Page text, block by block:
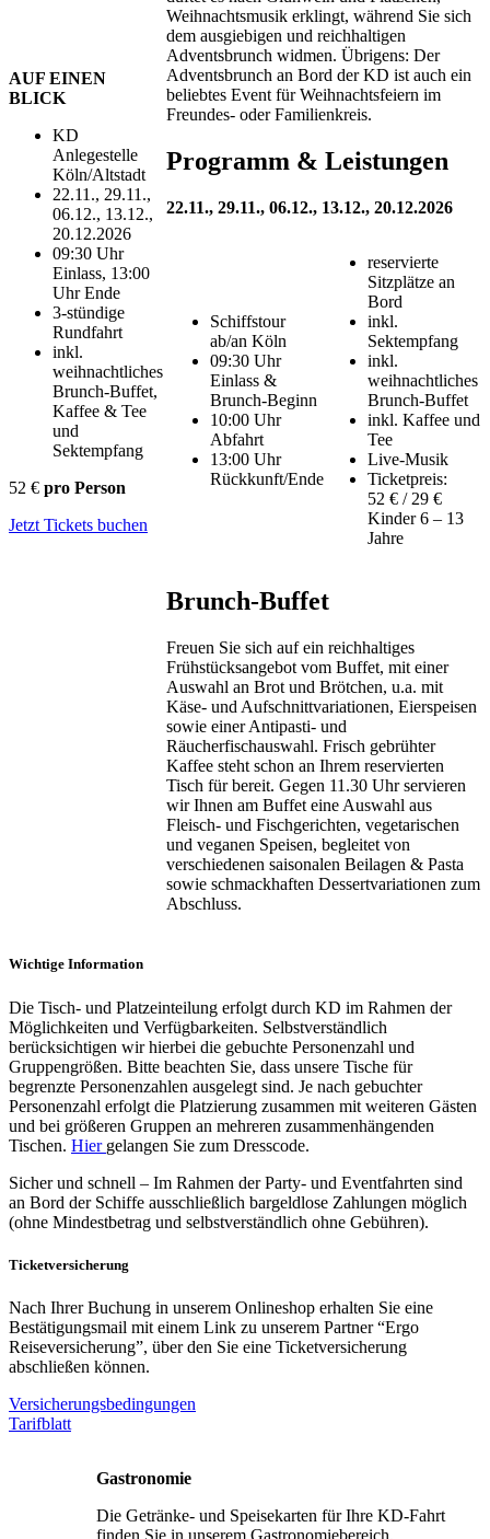
Weihnachtsmusik erklingt, während Sie sich
dem ausgiebigen und reichhaltigen
Adventsbrunch widmen. Übrigens: Der
Adventsbrunch an Bord der KD ist auch ein
beliebtes Event für Weihnachtsfeiern im
Freundes- oder Familienkreis.
Programm & Leistungen
22.11., 29.11., 06.12., 13.12., 20.12.2026
Schiffstour
ab/an Köln
09:30 Uhr
Einlass &
Brunch-Beginn
10:00 Uhr
Abfahrt
13:00 Uhr
Rückkunft/Ende
reservierte
Sitzplätze an
Bord
inkl.
Sektempfang
inkl.
weihnachtliches
Brunch-Buffet
inkl. Kaffee und
Tee
Live-Musik
Ticketpreis:
52 € / 29 €
Kinder 6 – 13
Jahre
Brunch-Buffet
Freuen Sie sich auf ein reichhaltiges
Frühstücksangebot vom Buffet, mit einer
Auswahl an Brot und Brötchen, u.a. mit
Käse- und Aufschnittvariationen, Eierspeisen
sowie einer Antipasti- und
Räucherfischauswahl. Frisch gebrühter
Kaffee steht schon an Ihrem reservierten
Tisch für bereit. Gegen 11.30 Uhr servieren
wir Ihnen am Buffet eine Auswahl aus
Fleisch- und Fischgerichten, vegetarischen
und veganen Speisen, begleitet von
verschiedenen saisonalen Beilagen & Pasta
sowie schmackhaften Dessertvariationen zum
Abschluss.
AUF EINEN
BLICK
KD
Anlegestelle
Köln/Altstadt
22.11., 29.11.,
06.12., 13.12.,
20.12.2026
09:30 Uhr
Einlass, 13:00
Uhr Ende
3-stündige
Rundfahrt
inkl.
weihnachtliches
Brunch-Buffet,
Kaffee & Tee
und
Sektempfang
52 € pro Person
Jetzt Tickets buchen
Wichtige Information
Die Tisch- und Platzeinteilung erfolgt durch KD im Rahmen der
Möglichkeiten und Verfügbarkeiten. Selbstverständlich
berücksichtigen wir hierbei die gebuchte Personenzahl und
Gruppengrößen. Bitte beachten Sie, dass unsere Tische für
begrenzte Personenzahlen ausgelegt sind. Je nach gebuchter
Personenzahl erfolgt die Platzierung zusammen mit weiteren Gästen
und bei größeren Gruppen an mehreren zusammenhängenden
Tischen. Hier gelangen Sie zum Dresscode.
Sicher und schnell – Im Rahmen der Party- und Eventfahrten sind
an Bord der Schiffe ausschließlich bargeldlose Zahlungen möglich
(ohne Mindestbetrag und selbstverständlich ohne Gebühren).
Ticketversicherung
Nach Ihrer Buchung in unserem Onlineshop erhalten Sie eine
Bestätigungsmail mit einem Link zu unserem Partner “Ergo
Reiseversicherung”, über den Sie eine Ticketversicherung
abschließen können.
Versicherungsbedingungen
Tarifblatt
Gastronomie
Die Getränke- und Speisekarten für Ihre KD-Fahrt
finden Sie in unserem Gastronomiebereich.